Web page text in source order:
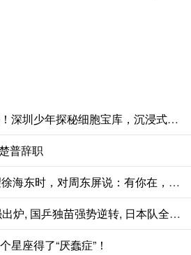
通弘网 探知生物黑科技！深圳少年探秘细胞宝库，沉浸式玩转科创课堂
普辞职
中证所 51年周总理看望徐海东时，对周东屏说：有你在，我和小超就放心了
普惠配资 WTT球星四强出炉, 国乒独苗强势逆转, 日本队全军覆没
星座得了“厌蠢症”！